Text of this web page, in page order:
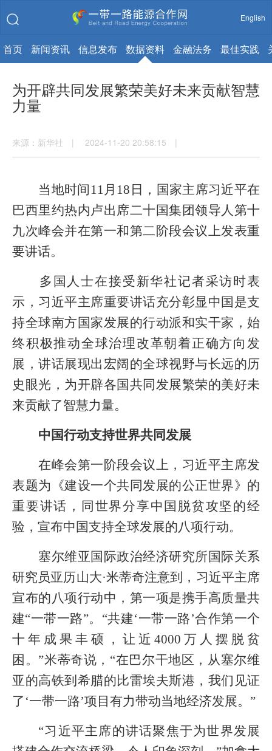
English
首页 新闻资讯 信息发布 数据资料 金融法务 最佳实践
为开辟共同发展繁荣美好未来贡献智慧
力量
来源：新华社 | 2024-11-20 20:58:15 |
当地时间11月18日，国家主席习近平在
巴西里约热内卢出席二十国集团领导人第十
九次峰会并在第一和第二阶段会议上发表重
要讲话。
多国人士在接受新华社记者采访时表
示，习近平主席重要讲话充分彰显中国是支
持全球南方国家发展的行动派和实干家，始
终积极推动全球治理改革朝着正确方向发
展，讲话展现出宏阔的全球视野与长远的历
史眼光，为开辟各国共同发展繁荣的美好未
来贡献了智慧力量。
中国行动支持世界共同发展
在峰会第一阶段会议上，习近平主席发
表题为《建设一个共同发展的公正世界》的
重要讲话，同世界分享中国脱贫攻坚的经
验，宣布中国支持全球发展的八项行动。
塞尔维亚国际政治经济研究所国际关系
研究员亚历山大·米蒂奇注意到，习近平主席
宣布的八项行动中，第一项是携手高质量共
建“一带一路”。“共建‘一带一路’合作第一个
十年成果丰硕，让近4000万人摆脱贫
困。”米蒂奇说，“在巴尔干地区，从塞尔维
亚的高铁到希腊的比雷埃夫斯港，我们见证
了‘一带一路’项目有力带动当地经济发展。”
“习近平主席的讲话聚焦于为世界发展